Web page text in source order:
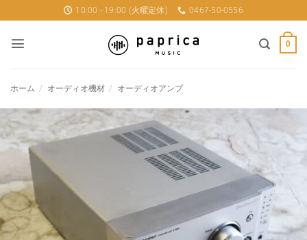
to
content
10:00 - 19:00 (火曜定休) 0467-50-0556
0
ホーム / オーディオ機材 / オーディオアンプ